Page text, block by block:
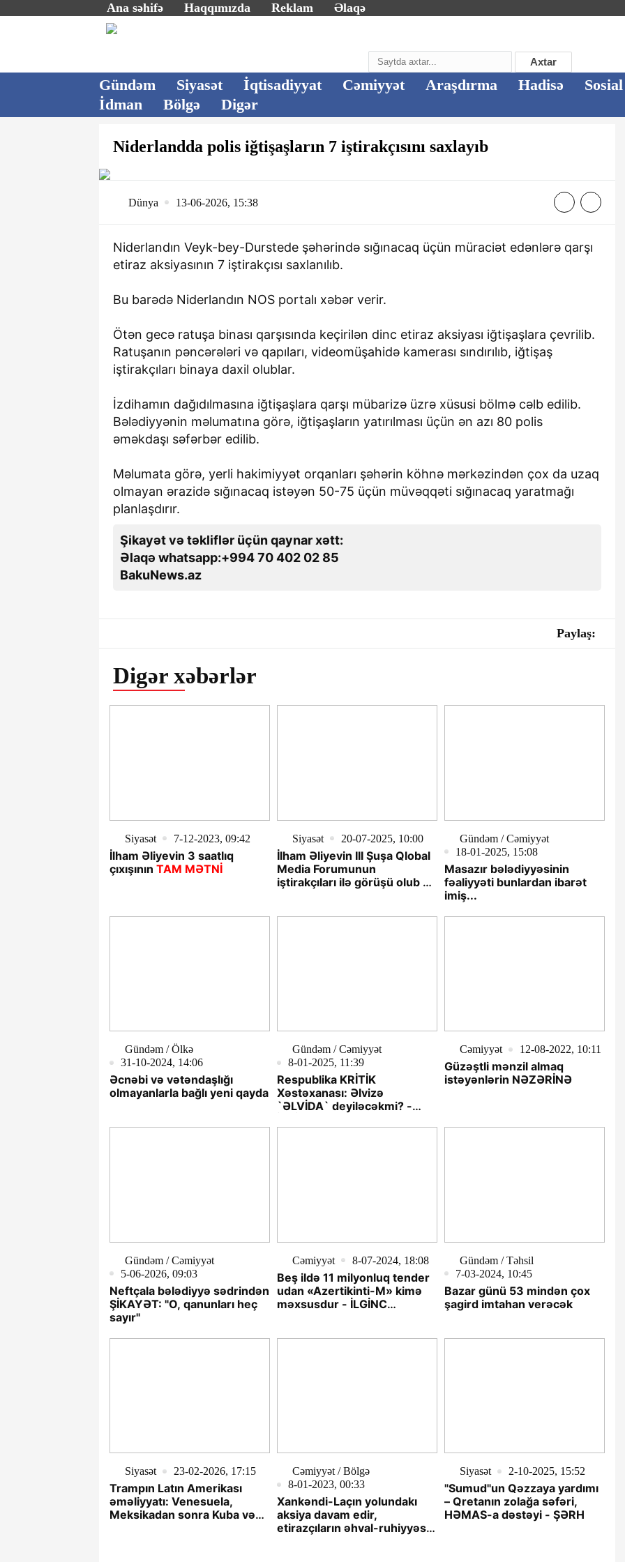
Ana səhifə Haqqımızda Reklam Əlaqə
Axtar
Gündəm Siyasət İqtisadiyyat Cəmiyyət Araşdırma Hadisə Sosial
İdman
Bölgə Digər
Niderlandda polis iğtişaşların 7 iştirakçısını saxlayıb
Dünya 13-06-2026, 15:38
Niderlandın Veyk-bey-Durstede şəhərində sığınacaq üçün müraciət edənlərə qarşı
etiraz aksiyasının 7 iştirakçısı saxlanılıb.
Bu barədə Niderlandın NOS portalı xəbər verir.
Ötən gecə ratuşa binası qarşısında keçirilən dinc etiraz aksiyası iğtişaşlara çevrilib.
Ratuşanın pəncərələri və qapıları, videomüşahidə kamerası sındırılıb, iğtişaş
iştirakçıları binaya daxil olublar.
İzdihamın dağıdılmasına iğtişaşlara qarşı mübarizə üzrə xüsusi bölmə cəlb edilib.
Bələdiyyənin məlumatına görə, iğtişaşların yatırılması üçün ən azı 80 polis
əməkdaşı səfərbər edilib.
Məlumata görə, yerli hakimiyyət orqanları şəhərin köhnə mərkəzindən çox da uzaq
olmayan ərazidə sığınacaq istəyən 50-75 üçün müvəqqəti sığınacaq yaratmağı
planlaşdırır.
Şikayət və təkliflər üçün qaynar xətt:
Əlaqə whatsapp:+994 70 402 02 85
BakuNews.az
Paylaş:
Digər xəbərlər
Siyasət 7-12-2023, 09:42
İlham Əliyevin 3 saatlıq
çıxışının TAM MƏTNİ
Siyasət 20-07-2025, 10:00
İlham Əliyevin III Şuşa Qlobal
Media Forumunun
iştirakçıları ilə görüşü olub -
Gündəm / Cəmiyyət
18-01-2025, 15:08
Masazır bələdiyyəsinin
fəaliyyəti bunlardan ibarət
imiş...
Gündəm / Ölkə
31-10-2024, 14:06
Əcnəbi və vətəndaşlığı
olmayanlarla bağlı yeni qayda
Gündəm / Cəmiyyət
8-01-2025, 11:39
Respublika KRİTİK
Xəstəxanası: Əlvizə
`ƏLVİDA` deyiləcəkmi? -
Cəmiyyət 12-08-2022, 10:11
Güzəştli mənzil almaq
istəyənlərin NƏZƏRİNƏ
Gündəm / Cəmiyyət
5-06-2026, 09:03
Neftçala bələdiyyə sədrindən
ŞİKAYƏT: "O, qanunları heç
sayır"
Cəmiyyət 8-07-2024, 18:08
Beş ildə 11 milyonluq tender
udan «Azertikinti-M» kimə
məxsusdur - İLGİNC
Gündəm / Təhsil
7-03-2024, 10:45
Bazar günü 53 mindən çox
şagird imtahan verəcək
Siyasət 23-02-2026, 17:15
Trampın Latın Amerikası
əməliyyatı: Venesuela,
Meksikadan sonra Kuba və
Cəmiyyət / Bölgə
8-01-2023, 00:33
Xankəndi-Laçın yolundakı
aksiya davam edir,
etirazçıların əhval-ruhiyyəsi
Siyasət 2-10-2025, 15:52
"Sumud"un Qəzzaya yardımı
– Qretanın zolağa səfəri,
HƏMAS-a dəstəyi - ŞƏRH